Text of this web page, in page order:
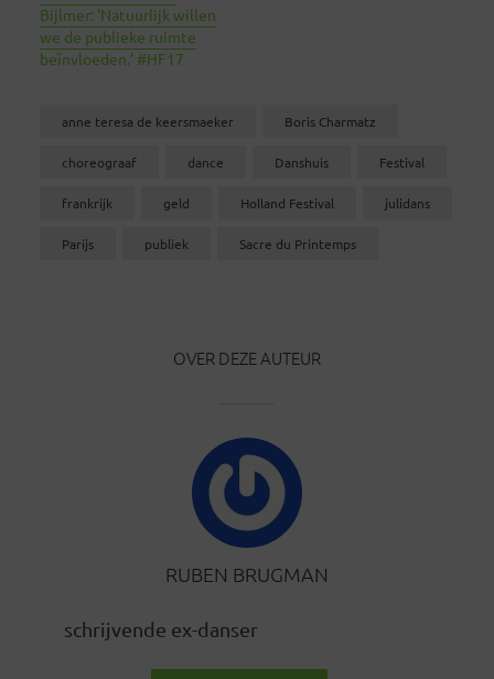
Bijlmer: ‘Natuurlijk willen
we de publieke ruimte
beïnvloeden.’ #HF17
anne teresa de keersmaeker Boris Charmatz
choreograaf dance Danshuis Festival
frankrijk geld Holland Festival julidans
Parijs publiek Sacre du Printemps
OVER DEZE AUTEUR
RUBEN BRUGMAN
schrijvende ex-danser